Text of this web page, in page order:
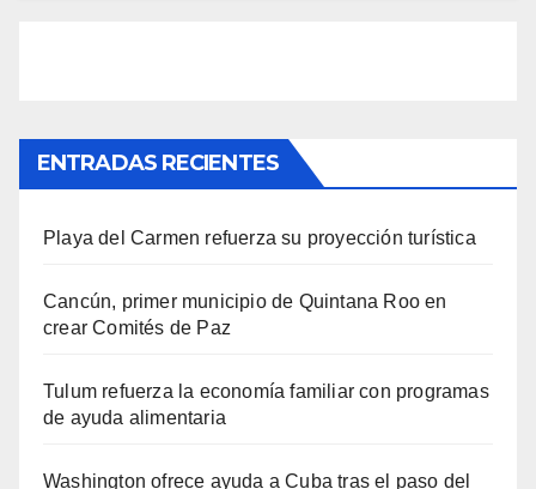
ENTRADAS RECIENTES
Playa del Carmen refuerza su proyección turística
Cancún, primer municipio de Quintana Roo en
crear Comités de Paz
Tulum refuerza la economía familiar con programas
de ayuda alimentaria
Washington ofrece ayuda a Cuba tras el paso del